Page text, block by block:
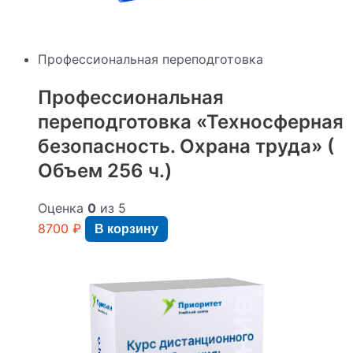
Профессиональная переподготовка
Профессиональная
переподготовка «Техносферная
безопасность. Охрана труда» (
Объем 256 ч.)
Оценка 0 из 5
8700 ₽ В корзину
Курс дистанционного